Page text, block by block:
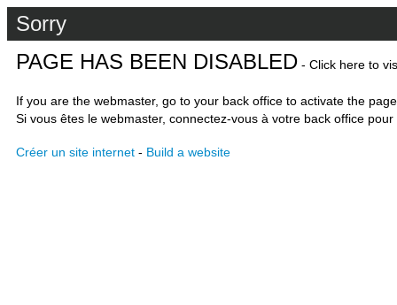
Sorry
PAGE HAS BEEN DISABLED - Click here to
If you are the webmaster, go to your back office to activate the
Si vous êtes le webmaster, connectez-vous à votre back office
Créer un site internet - Build a website